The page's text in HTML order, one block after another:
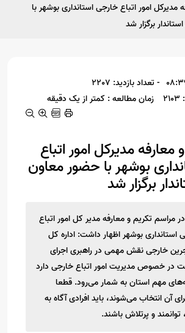
مدیرکل امور اتباع خارجی استانداری بوشهر با
برگزار شد
- تعداد بازدید: 2207
زمان مطالعه : کمتر از یک دقیقه
معارفه مدیرکل امور اتباع
بوشهر با حضور معاون
برگزار شد
مراسم تکریم و معارفه مدیر کل امور اتباع
استانداری بوشهر اظهار داشت: اداره کل
خارجی نقش مهمی در راهبری اجرای
در خصوص مدیریت امور اتباع خارجی دارد
مهم استان به شمار می‌رود. قطعا
آن انتخاب می‌شوند، باید افرادی آگاه به
توانمند و پرتلاش باشند.